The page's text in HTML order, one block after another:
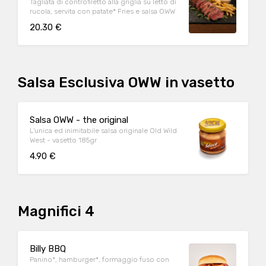
Tagliata di controfiletto alla griglia su letto di
rucola, servita con patate* Fries e salsa OWW
20.30 €
Salsa Esclusiva OWW in vasetto
Salsa OWW - the original
L'unica ed inimitabile salsa originale Old Wild
West - vasetto 185gr
4.90 €
Magnifici 4
Billy BBQ
Panino*, hamburger*, formaggio fuso con